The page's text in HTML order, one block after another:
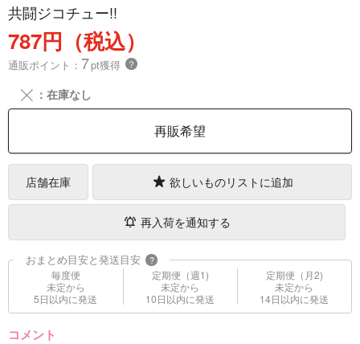
共闘ジコチュー!!
787円（税込）
通販ポイント： 7pt獲得 ？
╳ ：在庫なし
再販希望
店舗在庫 欲しいものリストに追加
再入荷を通知する
おまとめ目安と発送目安 ?
毎度便
未定から
5日以内に発送
定期便（週1)
未定から
10日以内に発送
定期便（月2)
未定から
14日以内に発送
コメント